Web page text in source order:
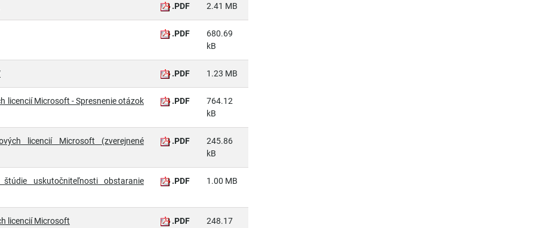
.PDF 2.41 MB
.PDF
680.69
kB
.PDF 1.23 MB
licencií Microsoft - Spresnenie otázok
.PDF
764.12
kB
licencií Microsoft (zverejnené
.PDF
245.86
kB
uskutočniteľnosti obstaranie
.PDF 1.00 MB
licencií Microsoft .PDF
248.17